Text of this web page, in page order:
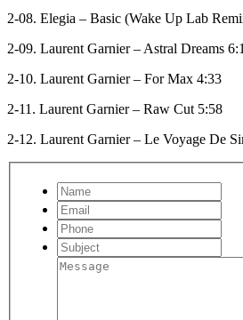
2-08. Elegia – Basic (Wake Up Lab
2-09. Laurent Garnier – Astral Dreams
2-10. Laurent Garnier – For Max 4:33
2-11. Laurent Garnier – Raw Cut 5:58
2-12. Laurent Garnier – Le Voyage De